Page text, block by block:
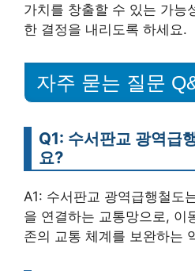
가치를 창출할 수 있는 가능
한 결정을 내리도록 하세요.
자주 묻는 질문
Q1: 수서판교 광역급
요?
A1: 수서판교 광역급행철도
을 연결하는 교통망으로, 이
존의 교통 체계를 보완하는